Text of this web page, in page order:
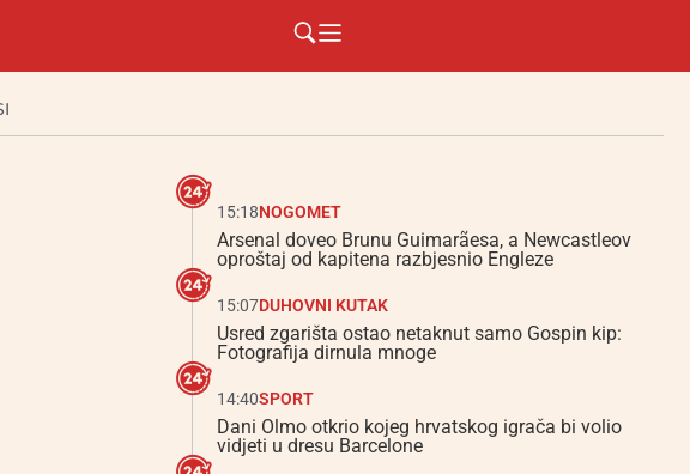
15:18NOGOMET
Arsenal doveo Brunu Guimarãesa, a Newcastleov
oproštaj od kapitena razbjesnio Engleze
15:07DUHOVNI KUTAK
Usred zgarišta ostao netaknut samo Gospin kip:
Fotografija dirnula mnoge
14:40SPORT
Dani Olmo otkrio kojeg hrvatskog igrača bi volio
vidjeti u dresu Barcelone